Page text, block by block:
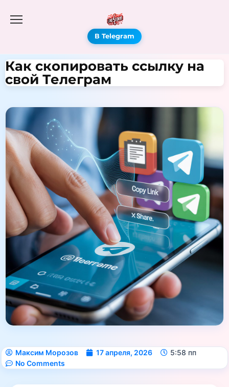
В Telegram
Как скопировать ссылку на
свой Телеграм
Максим Морозов 17 апреля, 2026
5:58 пп
No Comments